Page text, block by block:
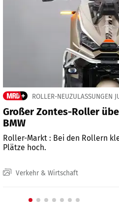
ROLLER-NEUZULASSUNGEN
Großer Zontes-Roller
BMW
Roller-Markt : Bei den Rollern
Plätze hoch.
Verkehr & Wirtschaft